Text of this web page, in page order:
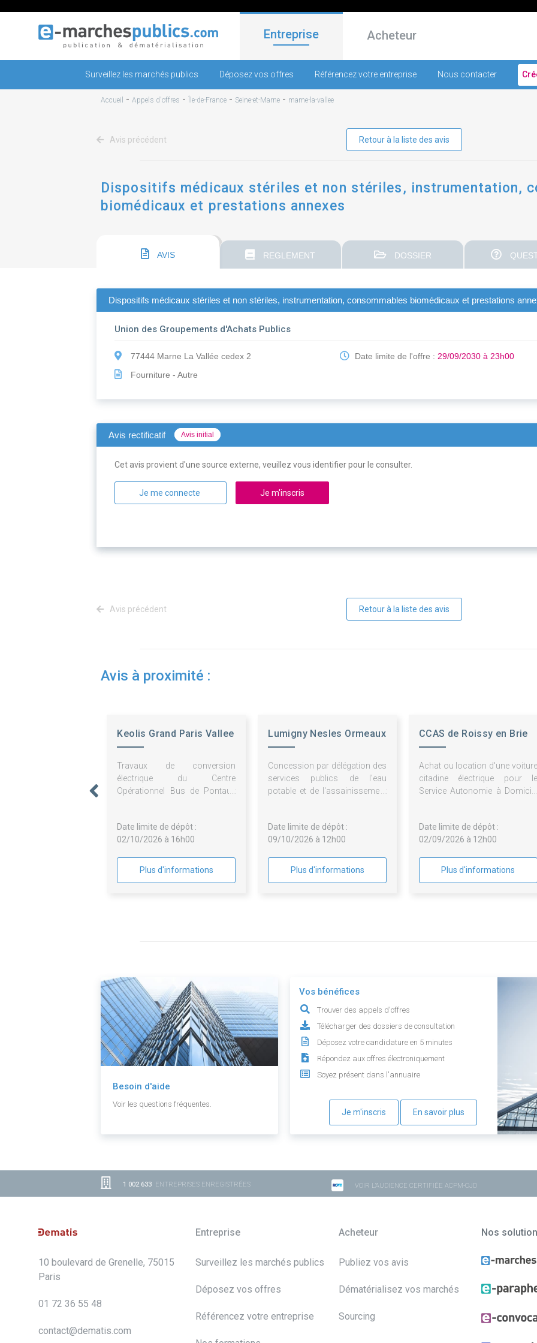
Entreprise Acheteur
Surveillez les marchés publics Déposez vos offres Référencez votre entreprise Nous contacter
Accueil - Appels d'offres - Île-de-France - Seine-et-Marne - marne-la-vallee
Avis précédent Retour à la liste des avis
Dispositifs médicaux stériles et non stériles, instrumentation,
biomédicaux et prestations annexes
AVIS REGLEMENT DOSSIER
Dispositifs médicaux stériles et non stériles, instrumentation, consommables biomédicaux et prestations
Union des Groupements d'Achats Publics
77444 Marne La Vallée cedex 2
Fourniture - Autre
Date limite de l'offre : 29/09/2030 à 23h00
Avis rectificatif Avis initial
Cet avis provient d'une source externe, veuillez vous identifier pour le consulter.
Je me connecte Je m'inscris
Avis précédent Retour à la liste des avis
Avis à proximité :
Keolis Grand Paris Vallee
Travaux de conversion
électrique du Centre
Opérationnel Bus de Pontault
Date limite de dépôt :
02/10/2026 à 16h00
Plus d'informations
Lumigny Nesles Ormeaux
Concession par délégation des
services publics de l'eau
potable et de l'assainissement
Ormeaux
Date limite de dépôt :
09/10/2026 à 12h00
Plus d'informations
CCAS de Roissy en Brie
Achat ou location d'une voiture
citadine électrique pour le
Service Autonomie à Domicile
Date limite de dépôt :
02/09/2026 à 12h00
Plus d'informations
Besoin d'aide
Voir les questions fréquentes.
Vos bénéfices
Trouver des appels d'offres
Télécharger des dossiers de consultation
Déposez votre candidature en 5 minutes
Répondez aux offres électroniquement
Soyez présent dans l'annuaire
Je m'inscris En savoir plus
1 002 633 ENTREPRISES ENREGISTRÉES VOIR L'AUDIENCE CERTIFIÉE ACPM-OJD
10 boulevard de Grenelle, 75015
Paris
01 72 36 55 48
contact@dematis.com
Entreprise
Surveillez les marchés publics
Déposez vos offres
Référencez votre entreprise
Acheteur
Publiez vos avis
Dématérialisez vos marchés
Sourcing
Nos